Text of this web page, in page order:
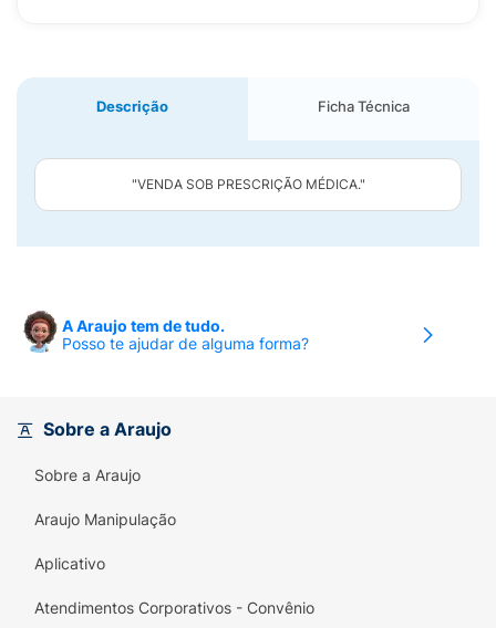
Descrição Ficha Técnica
"VENDA SOB PRESCRIÇÃO MÉDICA."
A Araujo tem de tudo.
Posso te ajudar de alguma forma?
Sobre a Araujo
Sobre a Araujo
Araujo Manipulação
Aplicativo
Atendimentos Corporativos - Convênio